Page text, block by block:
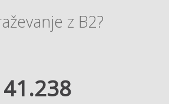
z B2?
41.238